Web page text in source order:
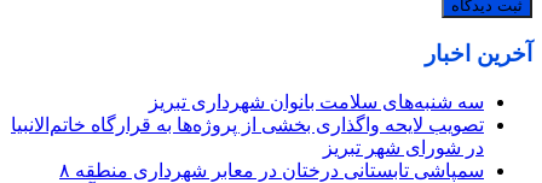
آخرین اخبار
سه شنبه‌های سلامت بانوان شهرداری تبریز
تصویب لایحه واگذاری بخشی از پروژه‌ها به قرارگاه خاتم‌الانبیا
در شورای شهر تبریز
سمپاشی تابستانی درختان در معابر شهرداری منطقه ۸